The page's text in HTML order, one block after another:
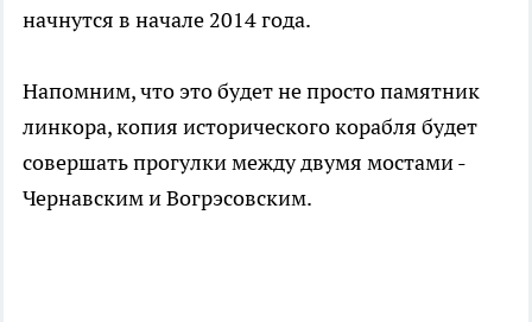
начнутся в начале 2014 года.
Напомним, что это будет не просто памятник
линкора, копия исторического корабля будет
совершать прогулки между двумя мостами -
Чернавским и Вогрэсовским.